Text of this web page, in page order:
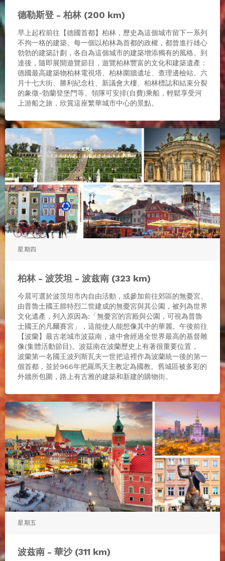
德勒斯登 - 柏林 (200 km)
早上起程前往【德國首都】柏林，歷史為這個城市留下一系列
不拘一格的建築。每一個以柏林為首都的政權，都曾進行雄心
勃勃的建築計劃，各自為這個城市的建築增添獨有的風格。到
達後，隨即展開遊覽節目，遊覽柏林豐富的文化和建築遺產：
德國最高建築物柏林電視塔、柏林圍牆遺址、查理邊檢站、六
月十七大街、勝利紀念柱、新議會大樓、柏林標誌和結束分裂
的象徵-勃蘭登堡門等。領隊可安排(自費)乘船，輕鬆享受河
上游船之旅，欣賞這座繁華城市中心的景點。
星期四
柏林 - 波茨坦 - 波兹南 (323 km)
今晨可選於波茨坦市內自由活動，或參加前往郊區的無憂宮。
由普魯士國王腓特烈二世建成的無憂宮與其公園，被列為世界
文化遺產，列入原因為:「無憂宮的宮殿與公園，可視為普魯
士國王的凡爾賽宮」，這能使人能想像其中的華麗。午後前往
【波蘭】最古老城市波茲南，途中會經過全世界最高的基督雕
像(集體活動節目)。波茲南在波蘭歷史上有著很重要位置，
波蘭第一名國王波列斯瓦夫一世把這裡作為波蘭統一後的第一
個首都，並於966年把羅馬天主教定為國教。舊城區被多彩的
外牆所包圍，路上有古雅的建築和新建的購物街。
星期五
波兹南 - 華沙 (311 km)